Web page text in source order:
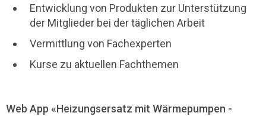
Entwicklung von Produkten zur Unterstützung
der Mitglieder bei der täglichen Arbeit
Vermittlung von Fachexperten
Kurse zu aktuellen Fachthemen
Web App «Heizungsersatz mit Wärmepumpen -